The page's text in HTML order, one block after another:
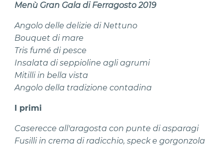
Menù Gran Gala di Ferragosto 2019
Angolo delle delizie di Nettuno
Bouquet di mare
Tris fumé di pesce
Insalata di seppioline agli agrumi
Mitilli in bella vista
Angolo della tradizione contadina
I primi
Caserecce all'aragosta con punte di asparagi
Fusilli in crema di radicchio, speck e gorgonzola